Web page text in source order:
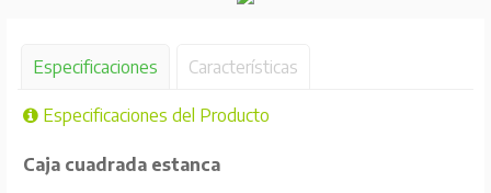
Especificaciones Características
Especificaciones del Producto
Caja cuadrada estanca